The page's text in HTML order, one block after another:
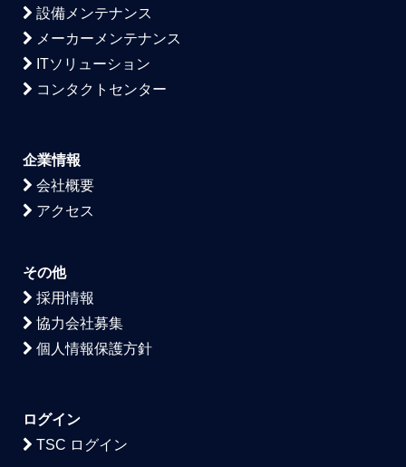
設備メンテナンス
メーカーメンテナンス
ITソリューション
コンタクトセンター
企業情報
会社概要
アクセス
その他
採用情報
協力会社募集
個人情報保護方針
ログイン
TSC ログイン